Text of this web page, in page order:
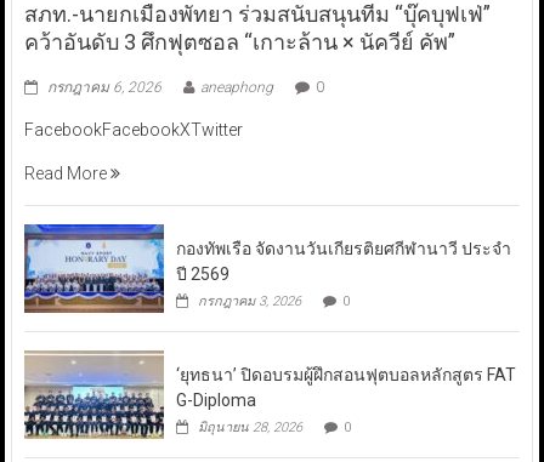
สภท.-นายกเมืองพัทยา ร่วมสนับสนุนทีม “บุ๊คบุฟเฟ่”
คว้าอันดับ 3 ศึกฟุตซอล “เกาะล้าน × นัควีย์ คัพ”
กรกฎาคม 6, 2026 aneaphong 0
FacebookFacebookXTwitter
Read More
กองทัพเรือ จัดงานวันเกียรติยศกีฬานาวี ประจำ
ปี 2569
กรกฎาคม 3, 2026 0
‘ยุทธนา’ ปิดอบรมผู้ฝึกสอนฟุตบอลหลักสูตร FAT
G-Diploma
มิถุนายน 28, 2026 0